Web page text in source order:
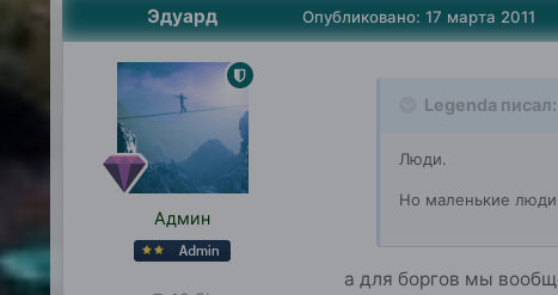
Эдуард
Админ
Опубликовано: 17 марта 2011
Legenda писал:
Люди.
Но маленькие люди.
а для боргов мы